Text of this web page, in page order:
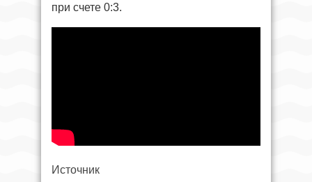
при счете 0:3.
Источник